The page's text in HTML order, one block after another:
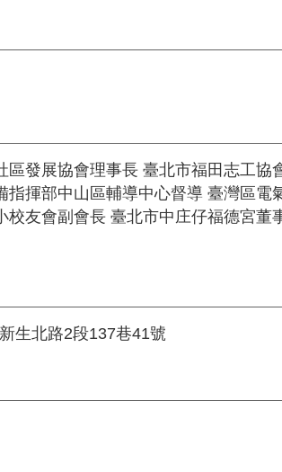
區發展協會理事長 臺北市福田志工協
指揮部中山區輔導中心督導 臺灣區電
校友會副會長 臺北市中庄仔福德宮董
生北路2段137巷41號